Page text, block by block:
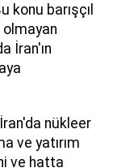
konu barışçıl
İran'ın
nükleer
ve yatırım
ve hatta